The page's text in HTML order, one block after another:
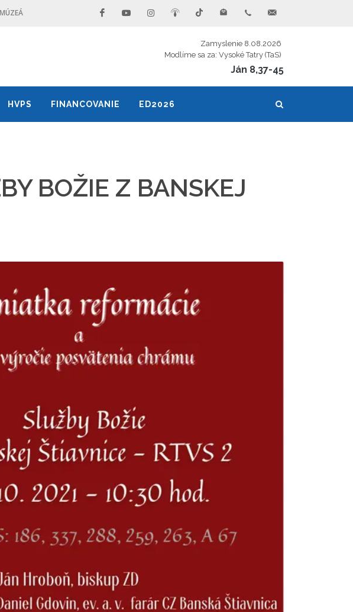
MÚZEÁ
Zamyslenie 8.08.2026
Modlíme sa za: Vysoké Tatry (TaS)
Ján 8,37-45
HVPS FINANCOVANIE ED2026
BOŽIE Z BANSKEJ